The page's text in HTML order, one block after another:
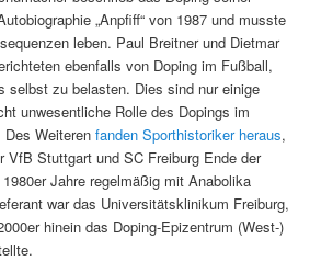
„Anpfiff“ von 1987 und musste
leben. Paul Breitner und Dietmar
ebenfalls von Doping im Fußball,
selbst zu belasten. Dies sind nur einige
unwesentliche Rolle des Dopings im
Des Weiterenfanden Sporthistoriker heraus,
VfB Stuttgart und SC Freiburg Ende der
Jahre regelmäßig mit Anabolika
war das Universitätsklinikum Freiburg,
hinein das Doping-Epizentrum (West-)